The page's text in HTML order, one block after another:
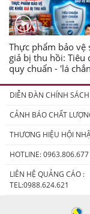
Thực phẩm bảo vệ
giả bị thu hồi: Tiêu
quy chuẩn - 'lá
DIỄN ĐÀN CHÍNH SÁCH
CẢNH BÁO CHẤT
THƯƠNG HIỆU HỘI
HOTLINE: 0963.806.677
LIÊN HỆ QUẢNG CÁO :
TEL:0988.624.621